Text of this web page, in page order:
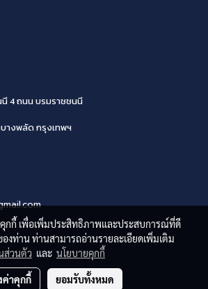
4 ถนน บรมราชชนนี
างพลัดกรุงเทพฯ
คุกกี้ เพื่อเพิ่มประสิทธิภาพและประสบการณ์ที่ดี
องท่าน ท่านสามารถอ่านรายละเอียดเพิ่มเติม
ส่วนตัว และ นโยบายคุกกี้
ค่าคุกกี้ ยอมรับทั้งหมด